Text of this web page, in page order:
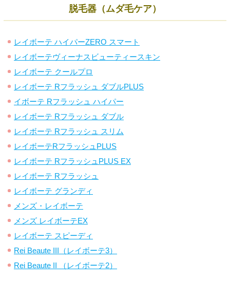
脱毛器（ムダ毛ケア）
レイボーテ ハイパーZERO スマート
レイボーテヴィーナスビューティースキン
レイボーテ クールプロ
レイボーテ Rフラッシュ ダブルPLUS
イボーテ Rフラッシュ ハイパー
レイボーテ Rフラッシュ ダブル
レイボーテ Rフラッシュ スリム
レイボーテRフラッシュPLUS
レイボーテ RフラッシュPLUS EX
レイボーテ Rフラッシュ
レイボーテ グランディ
メンズ・レイボーテ
メンズ レイボーテEX
レイボーテ スピーディ
Rei Beaute III（レイボーテ3）
Rei Beaute II （レイボーテ2）